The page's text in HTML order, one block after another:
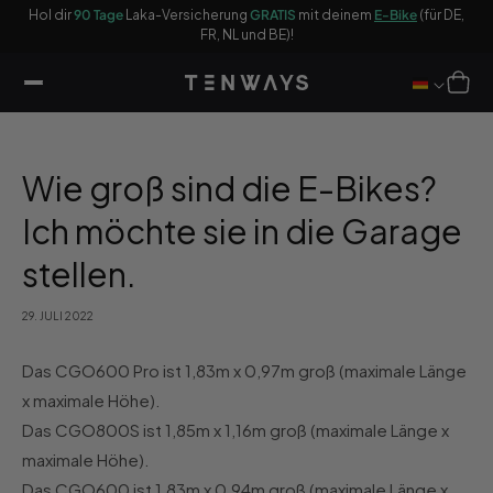
Hol dir90 Tage Laka-Versicherung GRATIS mit deinem E-Bike (für DE,
FR, NL und BE)!
Wie groß sind die E-Bikes?
Ich möchte sie in die Garage
stellen.
29. JULI 2022
Das CGO600 Pro ist 1,83m x 0,97m groß (maximale Länge
x maximale Höhe).
Das CGO800S ist 1,85m x 1,16m groß (maximale Länge x
maximale Höhe).